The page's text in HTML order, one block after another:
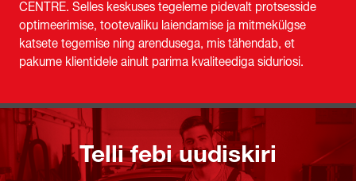
CENTRE. Selles keskuses tegeleme pidevalt protsesside
optimeerimise, tootevaliku laiendamise ja mitmekülgse
katsete tegemise ning arendusega, mis tähendab, et
pakume klientidele ainult parima kvaliteediga siduriosi.
Telli febi uudiskiri